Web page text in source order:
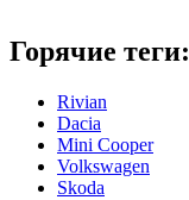
Горячие теги:
Rivian
Dacia
Mini Cooper
Volkswagen
Skoda